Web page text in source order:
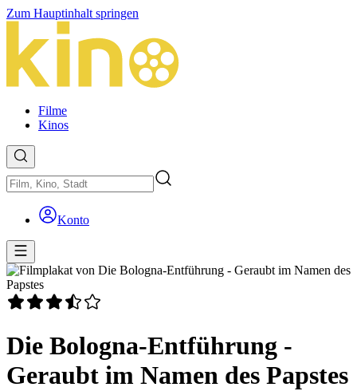
Zum Hauptinhalt springen
Filme
Kinos
Konto
Die Bologna-Entführung -
Geraubt im Namen des Papstes